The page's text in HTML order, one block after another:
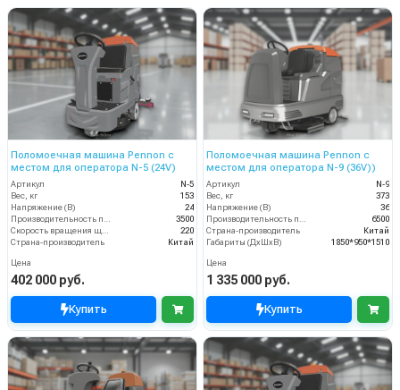
Поломоечная машина Pennon с
местом для оператора N-5 (24V)
Артикул
N-5
Вес, кг
153
Напряжение (В)
24
3500
220
Страна-производитель
Китай
Цена
402 000 руб.
Купить
Поломоечная машина Pennon с
местом для оператора N-9 (36V))
Артикул
N-9
Вес, кг
373
Напряжение (В)
36
6500
Страна-производитель
Китай
Габариты (ДхШхВ)
1850*950*1510
Цена
1 335 000 руб.
Купить